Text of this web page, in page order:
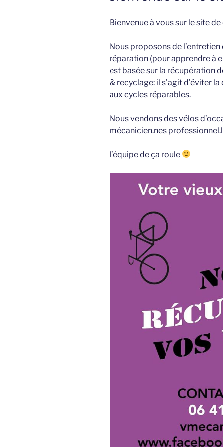
Bienvenue à vous sur le site
Nous proposons de
réparation (pour apprendre à
est basée sur la récupération
& recyclage: il s’agit d’éviter
aux cycles réparables.
Nous vendons des vélos
mécanicien.nes
l’équipe de ça roule